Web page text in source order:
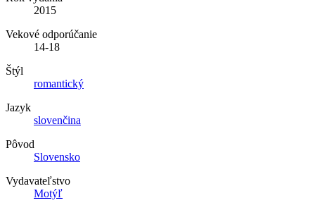
2015
Vekové odporúčanie
14-18
Štýl
romantický
Jazyk
slovenčina
Pôvod
Slovensko
Vydavateľstvo
Motýľ